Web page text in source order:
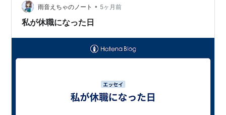
痴を聞く。 母は私が部屋で友達と電話をしていても平気
で入ってきてしまう。 仲の悪い両親と生活をするために
雨音えちゃのノート • 5ヶ月前
私が休職になった日